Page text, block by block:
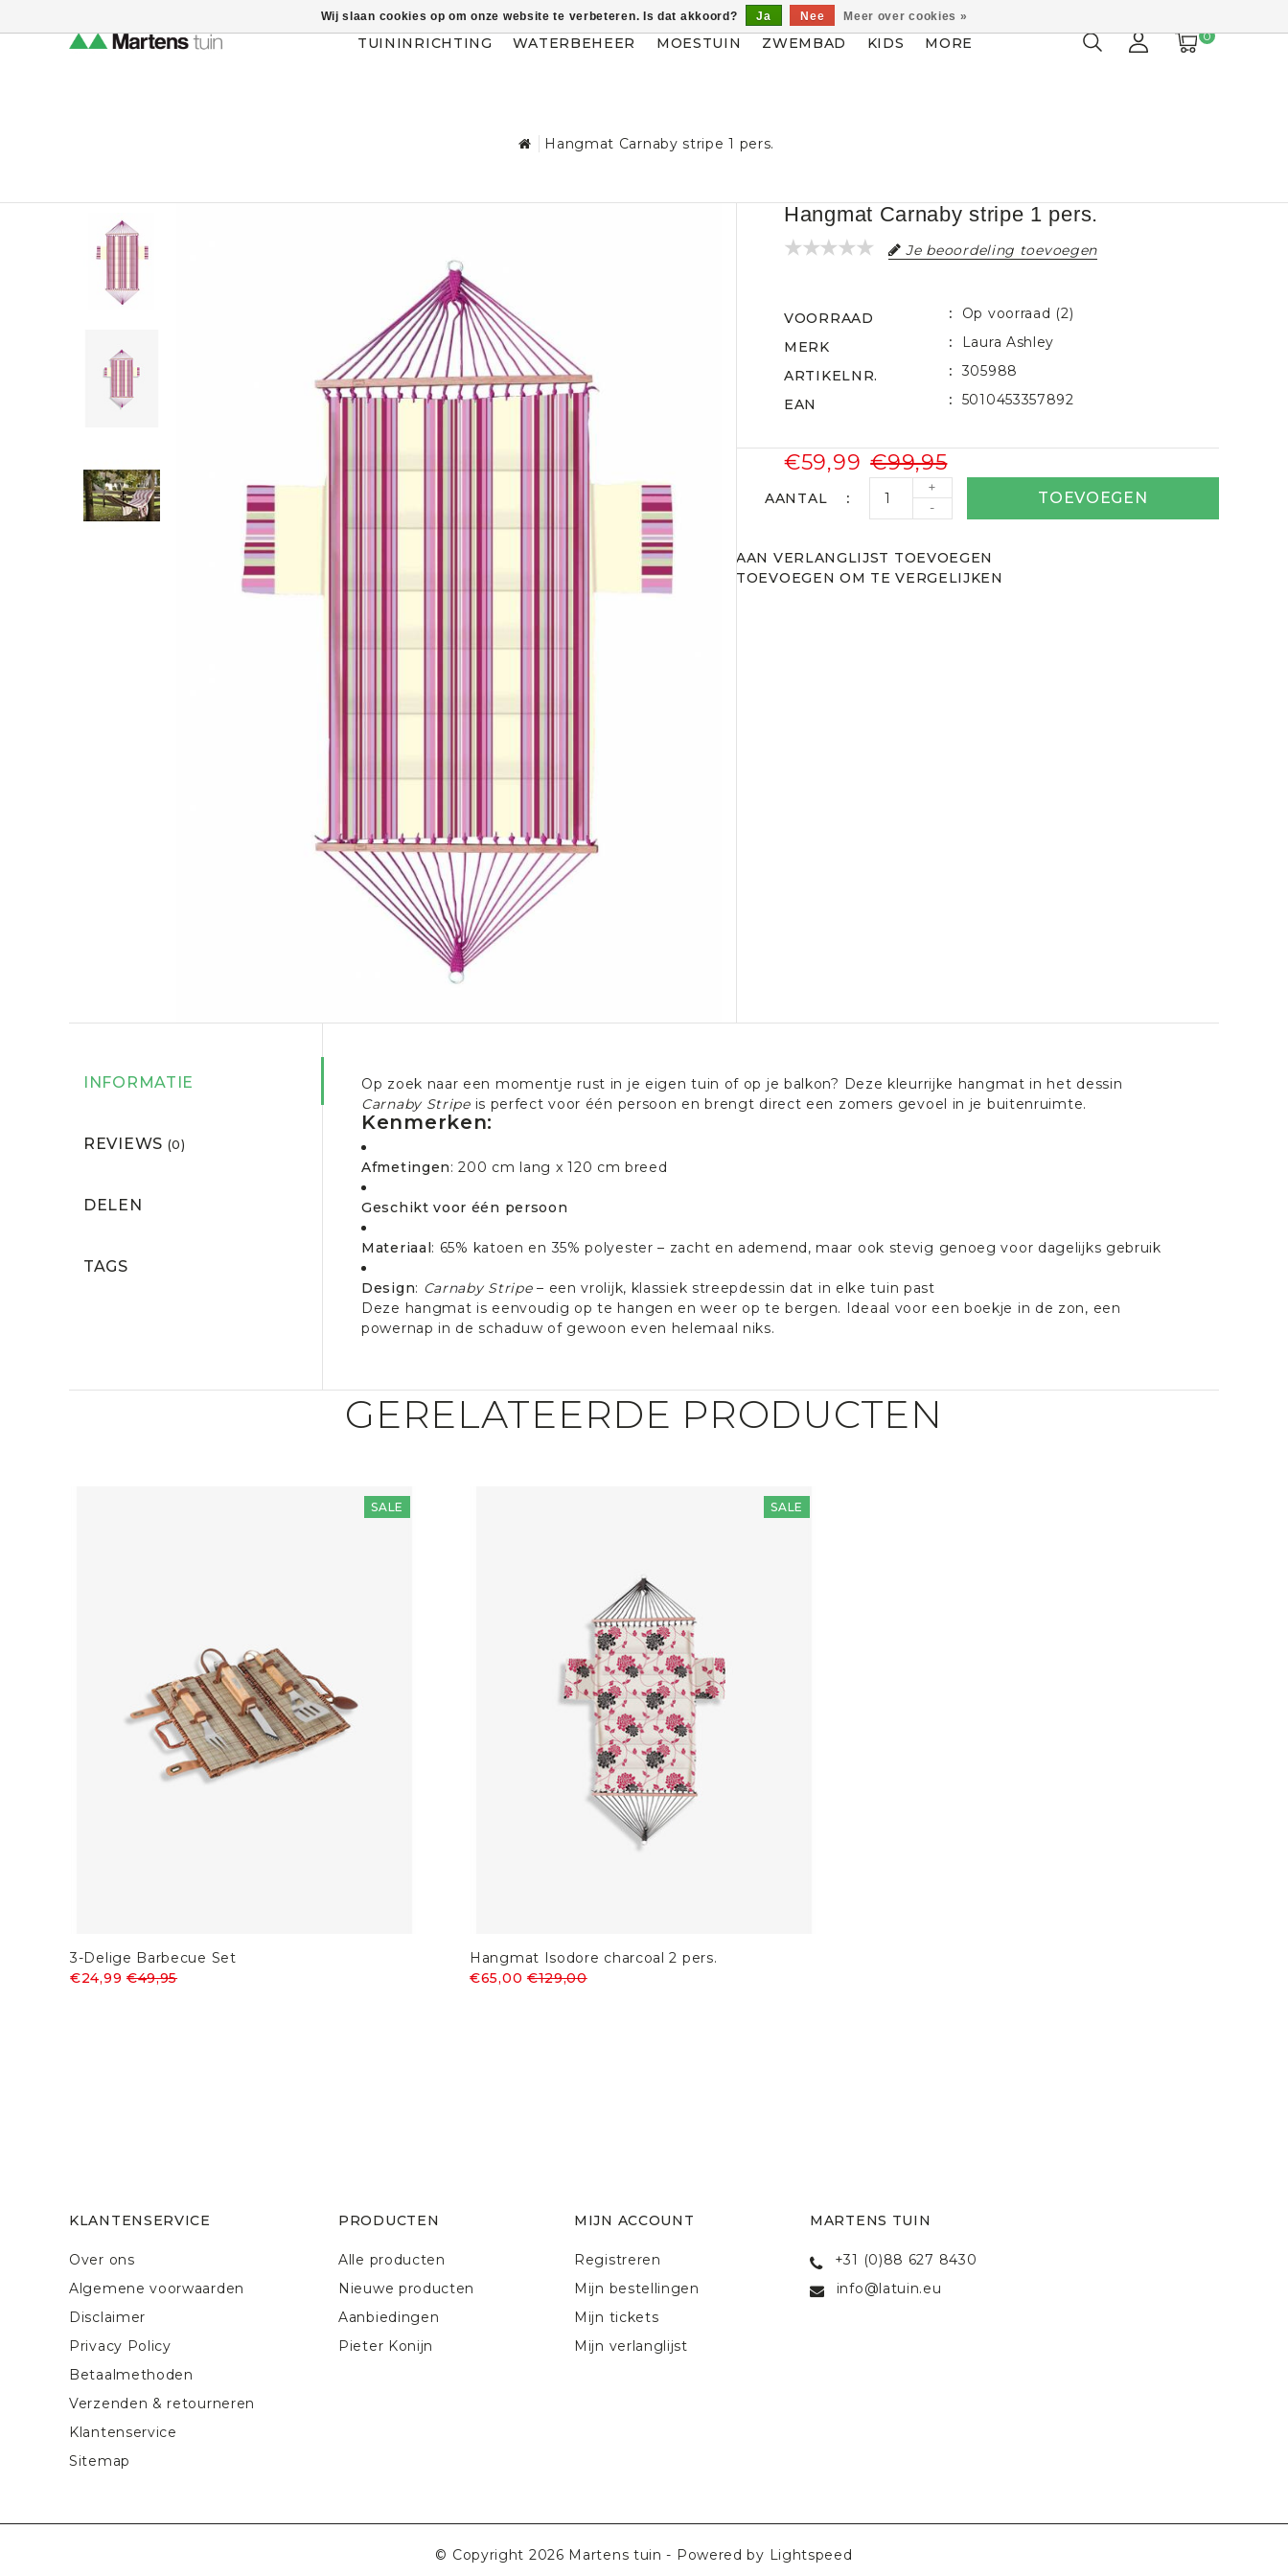
TUININRICHTING WATERBEHEER MOESTUIN ZWEMBAD KIDS MORE 0
Hangmat Carnaby stripe 1 pers.
Hangmat Carnaby stripe 1 pers.
Je beoordeling toevoegen
VOORRAAD
Op voorraad (2)
MERK
Laura Ashley
ARTIKELNR.
305988
EAN
5010453357892
€99,95
€59,99
AANTAL
+
-
TOEVOEGEN
AAN VERLANGLIJST TOEVOEGEN
TOEVOEGEN OM TE VERGELIJKEN
INFORMATIE
REVIEWS (0)
DELEN
TAGS
Op zoek naar een momentje rust in je eigen tuin of op je balkon? Deze kleurrijke hangmat in het dessin
Carnaby Stripeis perfect voor één persoon en brengt direct een zomers gevoel in je buitenruimte.
Kenmerken:
Afmetingen: 200 cm lang x 120 cm breed
Geschikt voor één persoon
Materiaal: 65% katoen en 35% polyester – zacht en ademend, maar ook stevig genoeg voor dagelijks gebruik
Design: Carnaby Stripe– een vrolijk, klassiek streepdessin dat in elke tuin past
Deze hangmat is eenvoudig op te hangen en weer op te bergen. Ideaal voor een boekje in de zon, een
powernap in de schaduw of gewoon even helemaal niks.
GERELATEERDE PRODUCTEN
SALE
3-Delige Barbecue Set
€24,99 €49,95
SALE
Hangmat Isodore charcoal 2 pers.
€65,00 €129,00
KLANTENSERVICE
Over ons
Algemene voorwaarden
Disclaimer
Privacy Policy
Betaalmethoden
Verzenden & retourneren
Klantenservice
Sitemap
PRODUCTEN
Alle producten
Nieuwe producten
Aanbiedingen
Pieter Konijn
MIJN ACCOUNT
Registreren
Mijn bestellingen
Mijn tickets
Mijn verlanglijst
MARTENS TUIN
+31 (0)88 627 8430
info@latuin.eu
© Copyright 2026 Martens tuin - Powered by Lightspeed
Wij slaan cookies op om onze website te verbeteren. Is dat akkoord? Ja Nee Meer over cookies »
Themahulp verbergen